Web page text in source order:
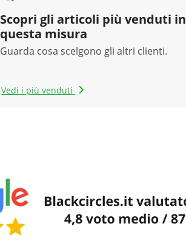
Scopri gli articoli più venduti in
questa misura
Guarda cosa scelgono gli altri clienti.
Vedi i più venduti